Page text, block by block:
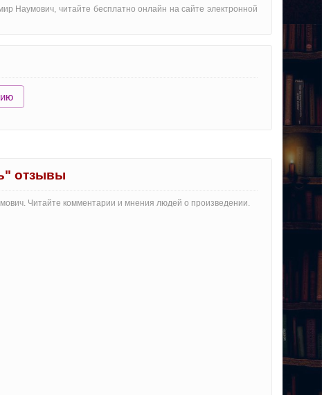
Наумович, читайте бесплатно онлайн на сайте электронной
отзывы
Читайте комментарии и мнения людей о произведении.